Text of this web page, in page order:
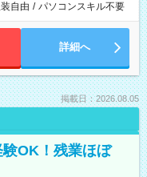
自由 / パソコンスキル不要
詳細へ
掲載日：2026.08.05
OK！残業ほぼ